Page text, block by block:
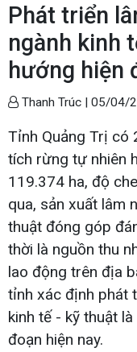
Phát triển
ngành kinh
hướng hiện
Thanh Trúc | 05/04/
Tỉnh Quảng Trị có
tích rừng tự nhiên
119.374 ha, độ
qua, sản xuất lâm
thuật đóng góp
thời là nguồn thu
lao động trên địa
tỉnh xác định phát
kinh tế - kỹ thuật
đoạn hiện nay.